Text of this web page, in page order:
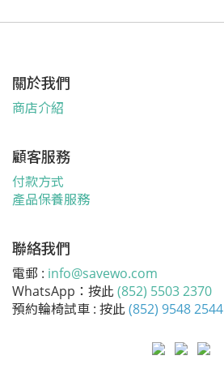
關於我們
商店介紹
顧客服務
付款方式
產品保養服務
聯絡我們
電郵 : info@savewo.com
WhatsApp：按此 (852) 5503 2370
預約輪椅試車 : 按此 (852) 9548 2544